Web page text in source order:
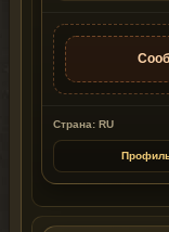
Страна: RU